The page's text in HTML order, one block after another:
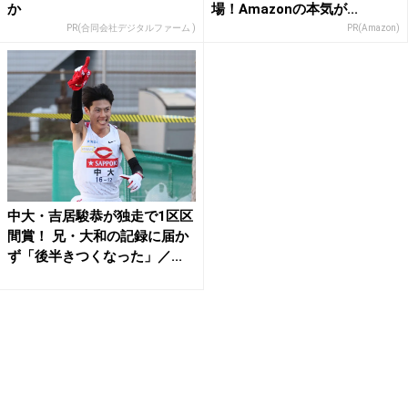
か
PR(合同会社デジタルファーム )
場！Amazonの本気が...
PR(Amazon)
中大・吉居駿恭が独走で1区区
間賞！ 兄・大和の記録に届か
ず「後半きつくなった」／...